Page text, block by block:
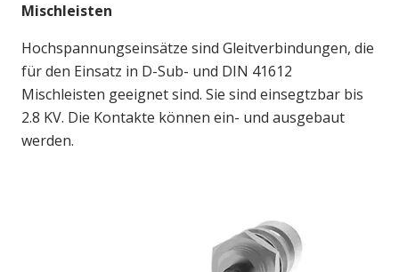
Mischleisten
Hochspannungseinsätze sind Gleitverbindungen, die
für den Einsatz in D-Sub- und DIN 41612
Mischleisten geeignet sind. Sie sind einsegtzbar bis
2.8 KV. Die Kontakte können ein- und ausgebaut
werden.